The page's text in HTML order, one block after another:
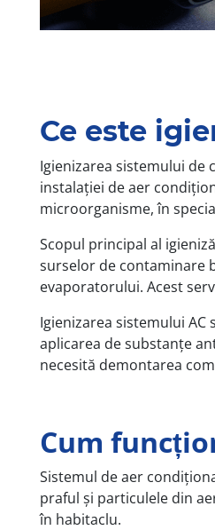
Ce este
Igienizarea sistemului de
instalației de aer
microorganisme, în
Scopul principal al
surselor de contaminare
evaporatorului. Acest
Igienizarea sistemului
aplicarea de substanțe
necesită demontarea
Cum
Sistemul de aer
praful și particulele din
în habitaclu.